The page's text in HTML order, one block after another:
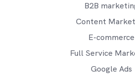
B2B
Content
E-commerce
Full Service
Google Ads